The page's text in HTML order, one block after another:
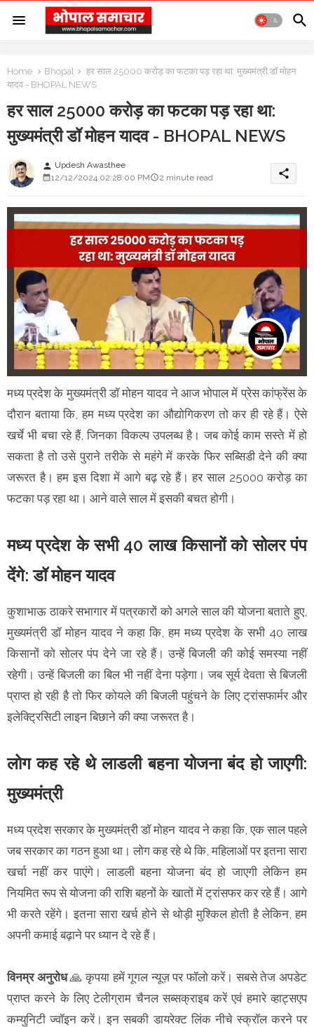
Home Bhopal
हर साल 25000 करोड़ का फटका पड़ रहा था: मुख्यमंत्री डॉ मोहन
यादव - BHOPAL NEWS
हर साल 25000 करोड़ का फटका पड़ रहा था:
मुख्यमंत्री डॉ मोहन यादव - BHOPAL NEWS
person Updesh Awasthee
12/12/2024 02:28:00 PM
2 minute read share
मध्य प्रदेश के मुख्यमंत्री डॉ मोहन यादव ने आज भोपाल में प्रेस कांफ्रेंस के
दौरान बताया कि, हम मध्य प्रदेश का औद्योगिकरण तो कर ही रहे हैं। ऐसे
खर्चे भी बचा रहे हैं, जिनका विकल्प उपलब्ध है। जब कोई काम सस्ते में हो
सकता है तो उसे पुराने तरीके से महंगे में करके फिर सब्सिडी देने की क्या
जरूरत है। हम इस दिशा में आगे बढ़ रहे हैं। हर साल 25000 करोड़ का
फटका पड़ रहा था। आने वाले साल में इसकी बचत होगी।
मध्य प्रदेश के सभी 40 लाख किसानों को सोलर पंप
देंगे: डॉ मोहन यादव
कुशाभाऊ ठाकरे सभागार में पत्रकारों को अगले साल की योजना बताते हुए,
मुख्यमंत्री डॉ मोहन यादव ने कहा कि, हम मध्य प्रदेश के सभी 40 लाख
किसानों को सोलर पंप देने जा रहे हैं। उन्हें बिजली की कोई समस्या नहीं
रहेगी। उन्हें बिजली का बिल भी नहीं देना पड़ेगा। जब सूर्य देवता से बिजली
प्राप्त हो रही है तो फिर कोयले की बिजली पहुंचने के लिए ट्रांसफार्मर और
इलेक्ट्रिसिटी लाइन बिछाने की क्या जरूरत है।
लोग कह रहे थे लाडली बहना योजना बंद हो जाएगी:
मुख्यमंत्री
मध्य प्रदेश सरकार के मुख्यमंत्री डॉ मोहन यादव ने कहा कि, एक साल पहले
जब सरकार का गठन हुआ था। लोग कह रहे थे कि, महिलाओं पर इतना सारा
खर्चा नहीं कर पाएंगे। लाडली बहना योजना बंद हो जाएगी लेकिन हम
नियमित रूप से योजना की राशि बहनों के खातों में ट्रांसफर कर रहे हैं। आगे
भी करते रहेंगे। इतना सारा खर्च होने से थोड़ी मुश्किल होती है लेकिन, हम
अपनी कमाई बढ़ाने पर ध्यान दे रहे हैं।
विनम्र अनुरोध🙏 कृपया हमें गूगल न्यूज़ पर फॉलो करें। सबसे तेज अपडेट
प्राप्त करने के लिए टेलीग्राम चैनल सब्सक्राइब करें एवं हमारे व्हाट्सएप
कम्युनिटी ज्वॉइन करें। इन सबकी डायरेक्ट लिंक नीचे स्क्रॉल करने पर